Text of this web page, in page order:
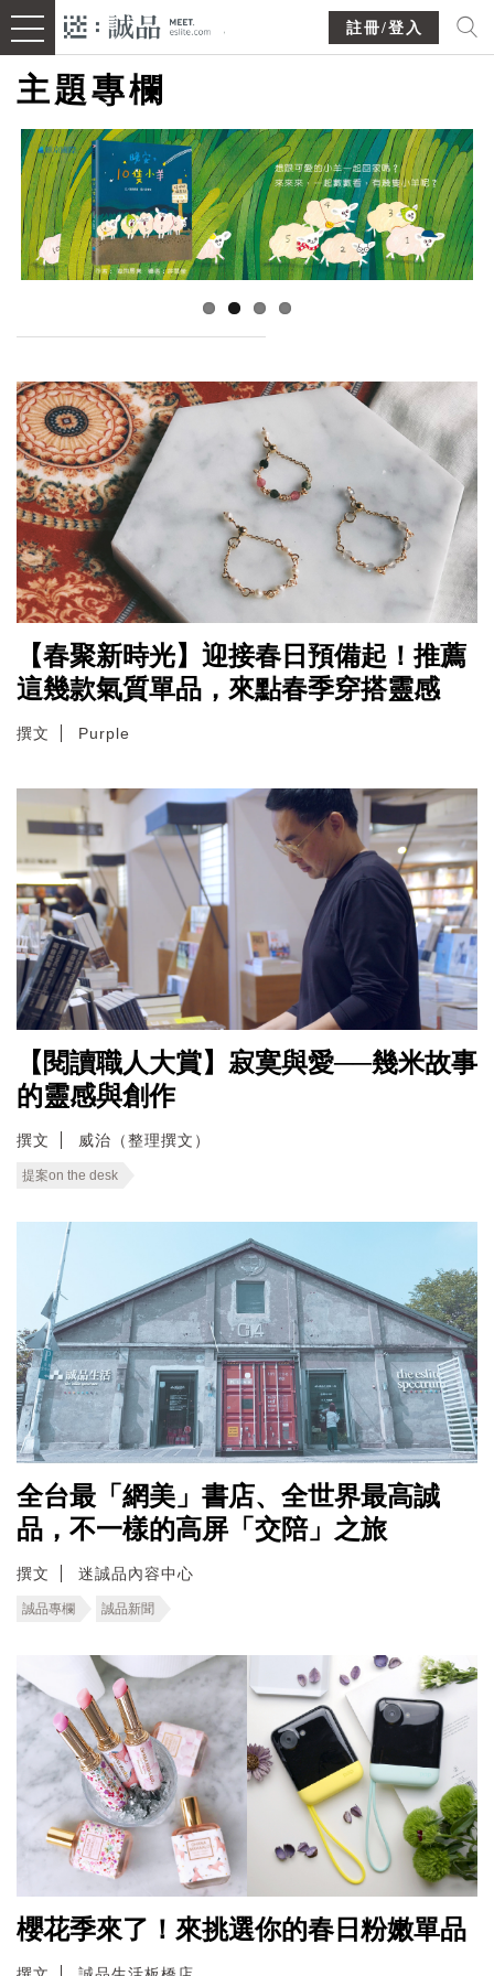
註冊/登入
主題專欄
【春聚新時光】迎接春日預備起！推薦
這幾款氣質單品，來點春季穿搭靈感
撰文 Purple
【閱讀職人大賞】寂寞與愛──幾米故事
的靈感與創作
撰文 威治（整理撰文）
提案on the desk
全台最「網美」書店、全世界最高誠
品，不一樣的高屏「交陪」之旅
撰文 迷誠品內容中心
誠品專欄 誠品新聞
櫻花季來了！來挑選你的春日粉嫩單品